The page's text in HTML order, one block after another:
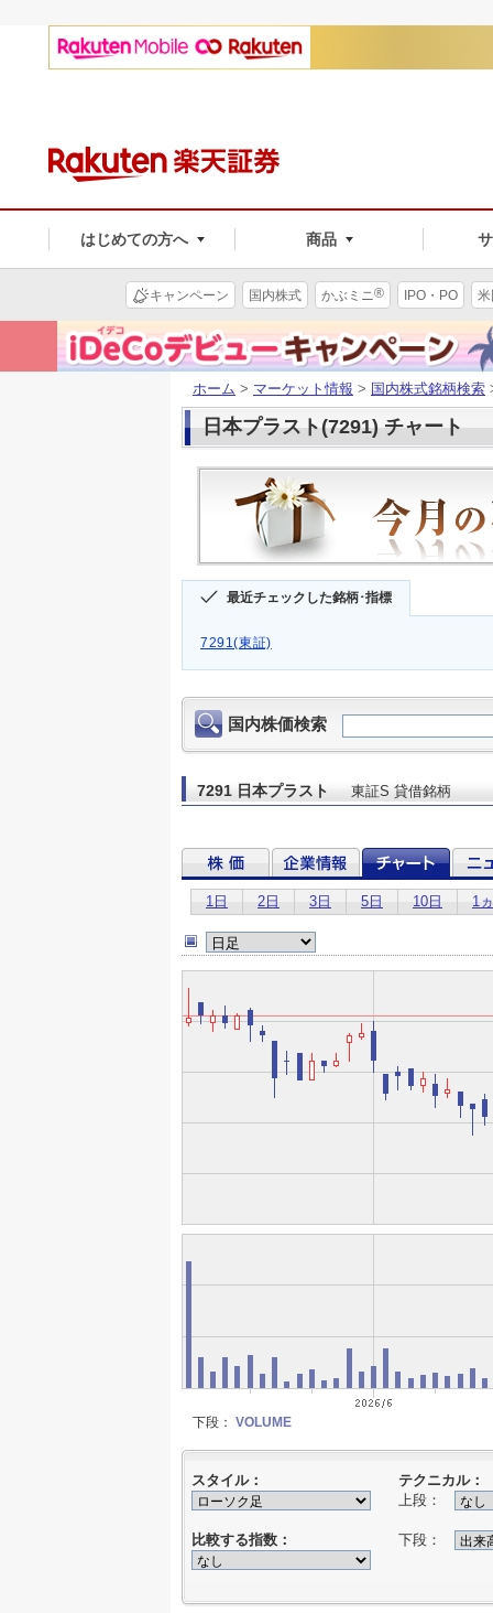
はじめての方へ 商品
キャンペーン 国内株式 かぶミニ® IPO・PO
ホーム > マーケット情報 > 国内株式銘柄検索
日本プラスト(7291) チャート
最近チェックした銘柄･指標
7291(東証)